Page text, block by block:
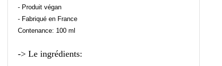
- Produit végan
- Fabriqué en France
Contenance: 100 ml
-> Le ingrédients: